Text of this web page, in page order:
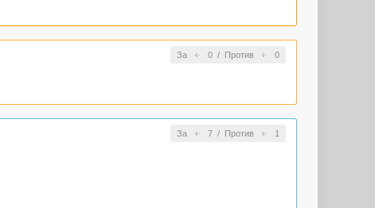
За 0/ Против 0
За 7/ Против 1